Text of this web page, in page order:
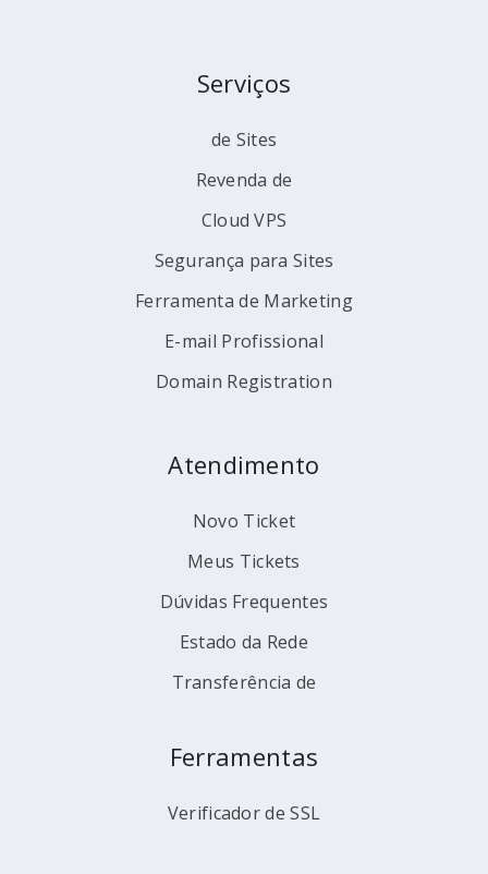
Serviços
de Sites
Revenda de
Cloud VPS
Segurança para Sites
Ferramenta de Marketing
E-mail Profissional
Domain Registration
Atendimento
Novo Ticket
Meus Tickets
Dúvidas Frequentes
Estado da Rede
Transferência de
Ferramentas
Verificador de SSL